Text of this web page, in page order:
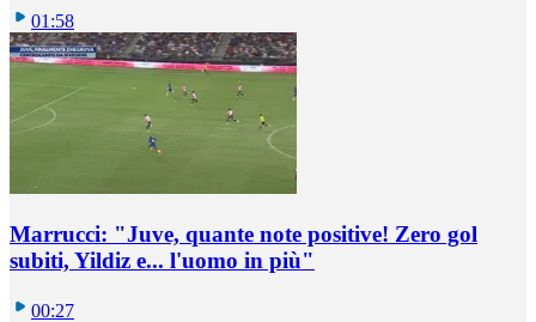
01:58
Marrucci: "Juve, quante note positive! Zero gol
subiti, Yildiz e... l'uomo in più"
00:27